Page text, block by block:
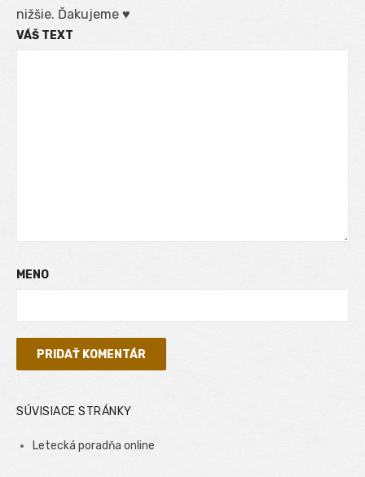
nižšie. Ďakujeme ♥
VÁŠ TEXT
MENO
SÚVISIACE STRÁNKY
Letecká poradňa online